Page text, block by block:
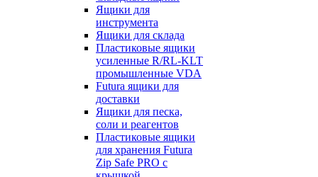
Ящики для
инструмента
Ящики для склада
Пластиковые ящики
усиленные R/RL-KLT
промышленные VDA
Futura ящики для
доставки
Ящики для песка,
соли и реагентов
Пластиковые ящики
для хранения Futura
Zip Safe PRO с